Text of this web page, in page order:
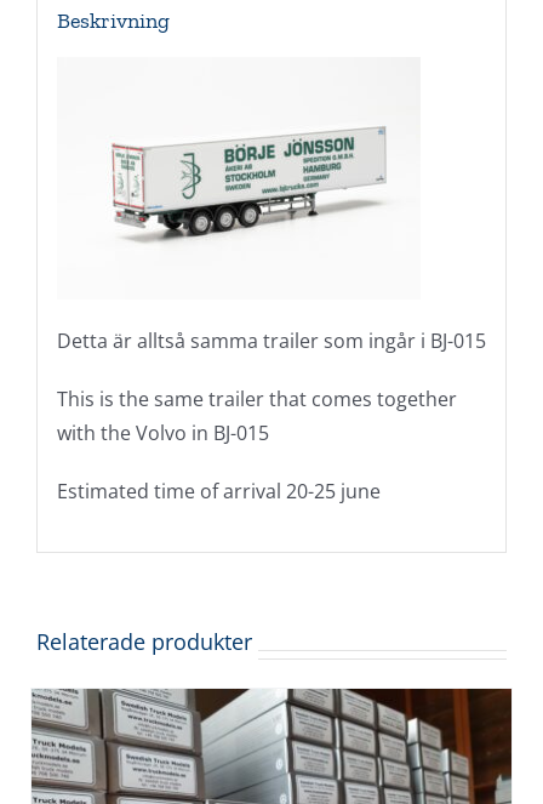
Beskrivning
Detta är alltså samma trailer som ingår i BJ-015
This is the same trailer that comes together
with the Volvo in BJ-015
Estimated time of arrival 20-25 june
Relaterade produkter